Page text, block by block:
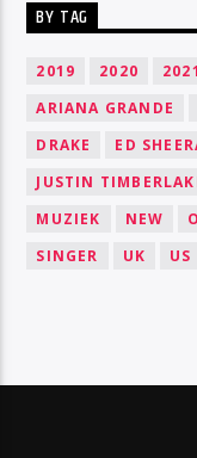
BY TAG
2019 2020 2021
ARIANA GRANDE
DRAKE
ED
JUSTIN
MUZIEK
NEW
SINGER
UK US